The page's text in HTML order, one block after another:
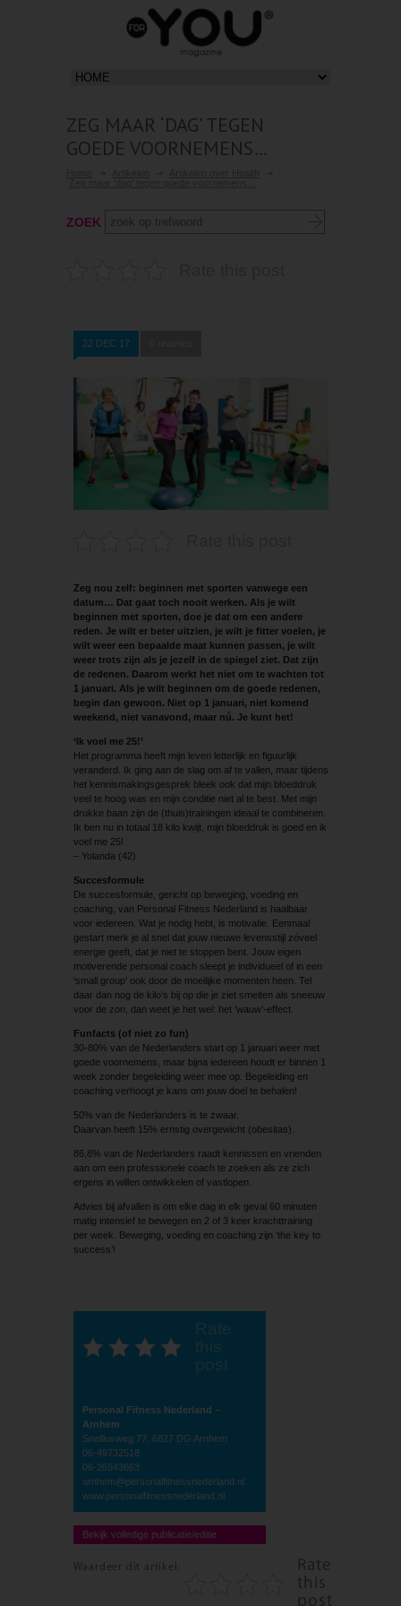
ZEG MAAR ‘DAG’ TEGEN
GOEDE VOORNEMENS…
ZOEK
22 DEC 17
Zeg nou zelf: beginnen met sporten vanwege een
datum… Dat gaat toch nooit werken. Als je wilt
beginnen met sporten, doe je dat om een andere
reden. Je wilt er beter uitzien, je wilt je fitter voelen, je
wilt weer een bepaalde maat kunnen passen, je wilt
weer trots zijn als je jezelf in de spiegel ziet. Dat zijn
de redenen. Daarom werkt het niet om te wachten tot
1 januari. Als je wilt beginnen om de goede redenen,
begin dan gewoon. Niet op 1 januari, niet komend
weekend, niet vanavond, maar nú. Je kunt het!
‘Ik voel me 25!’
Het programma heeft mijn leven letterlijk en figuurlijk
veranderd. Ik ging aan de slag om af te vallen, maar tijdens
het kennismakingsgesprek bleek ook dat mijn bloeddruk
veel te hoog was en mijn conditie niet al te best. Met mijn
drukke baan zijn de (thuis)trainingen ideaal te combineren.
Ik ben nu in totaal 18 kilo kwijt, mijn bloeddruk is goed en ik
voel me 25!
– Yolanda (42)
Succesformule
De succesformule, gericht op beweging, voeding en
coaching, van Personal Fitness Nederland is haalbaar
voor iedereen. Wat je nodig hebt, is motivatie. Eenmaal
gestart merk je al snel dat jouw nieuwe levensstijl zóveel
energie geeft, dat je niet te stoppen bent. Jouw eigen
motiverende personal coach sleept je individueel of in een
‘small group’ ook door de moeilijke momenten heen. Tel
daar dan nog de kilo’s bij op die je ziet smelten als sneeuw
voor de zon, dan weet je het wel: het ‘wauw’-effect.
Funfacts (of niet zo fun)
30-80% van de Nederlanders start op 1 januari weer met
goede voornemens, maar bijna iedereen houdt er binnen 1
week zonder begeleiding weer mee op. Begeleiding en
coaching verhoogt je kans om jouw doel te behalen!
50% van de Nederlanders is te zwaar.
Daarvan heeft 15% ernstig overgewicht (obesitas).
86,8% van de Nederlanders raadt kennissen en vrienden
aan om een professionele coach te zoeken als ze zich
ergens in willen ontwikkelen of vastlopen.
Advies bij afvallen is om elke dag in elk geval 60 minuten
matig intensief te bewegen en 2 of 3 keer krachttraining
per week. Beweging, voeding en coaching zijn ‘the key to
success’!
Rate
this
post
Personal Fitness Nederland –
Arnhem
Snelliusweg 77, 6827 DG Arnhem
06-49732518
06-26943663
arnhem@personalfitnessnederland.nl
www.personalfitnessnederland.nl
Bekijk volledige publicatie/editie
Waardeer dit artikel:
Rate
this
post